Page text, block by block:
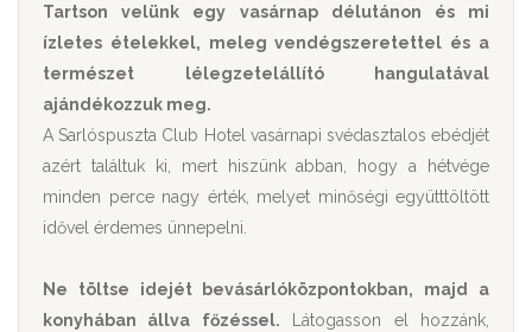
Tartson velünk egy vasárnap délutánon és mi
ízletes ételekkel, meleg vendégszeretettel és a
természet lélegzetelállító hangulatával
ajándékozzuk meg.
A Sarlóspuszta Club Hotel vasárnapi svédasztalos ebédjét
azért találtuk ki, mert hiszünk abban, hogy a hétvége
minden perce nagy érték, melyet minőségi együtttöltött
idővel érdemes ünnepelni.
Ne töltse idejét bevásárlóközpontokban, majd a
konyhában állva főzéssel. Látogasson el hozzánk,